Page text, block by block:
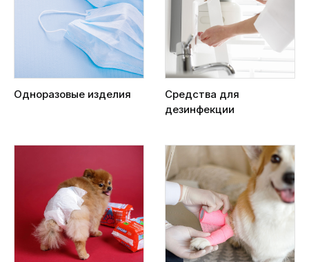
Одноразовые изделия
Средства для
дезинфекции